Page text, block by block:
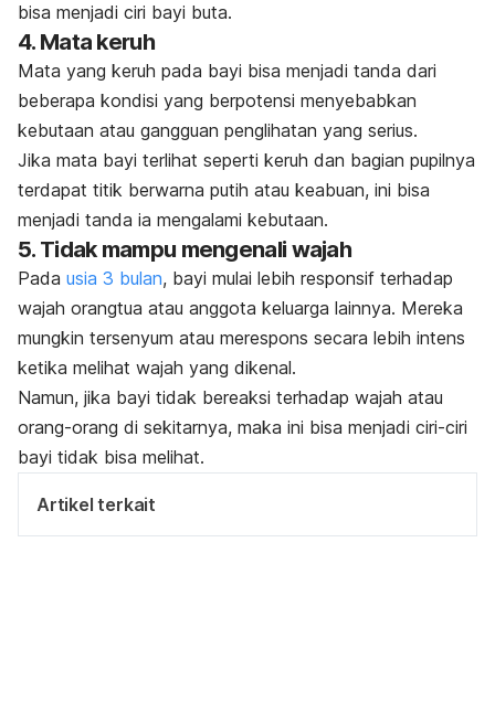
bisa menjadi ciri bayi buta.
4. Mata keruh
Mata yang keruh pada bayi bisa menjadi tanda dari
beberapa kondisi yang berpotensi menyebabkan
kebutaan atau gangguan penglihatan yang serius.
Jika mata bayi terlihat seperti keruh dan bagian pupilnya
terdapat titik berwarna putih atau keabuan, ini bisa
menjadi tanda ia mengalami kebutaan.
5. Tidak mampu mengenali wajah
Pada usia 3 bulan, bayi mulai lebih responsif terhadap
wajah orangtua atau anggota keluarga lainnya. Mereka
mungkin tersenyum atau merespons secara lebih intens
ketika melihat wajah yang dikenal.
Namun, jika bayi tidak bereaksi terhadap wajah atau
orang-orang di sekitarnya, maka ini bisa menjadi ciri-ciri
bayi tidak bisa melihat.
Artikel terkait